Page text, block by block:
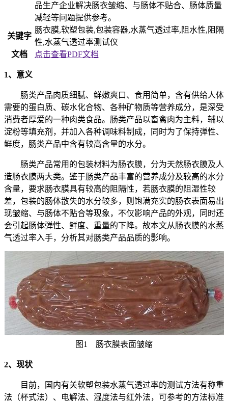
品生产企业解决肠衣皱缩、与肠体不贴合、肠体质量
减轻等问题提供参考。
关键字
肠衣膜,软塑包装,包装容器,水蒸气透过率,阻水性,阻隔
性,水蒸气透过率测试仪
文档
点击查看PDF文档
1、意义
肠类产品肉质细腻、鲜嫩爽口、食用简单，含有供给人体
需要的蛋白质、碳水化合物、各种矿物质等营养成分，是深受
消费者厚爱的一种肉类食品。肠类产品以畜禽肉为主料，辅以
淀粉等填充剂，并加入各种调味料制成，同时为了保持弹性、
鲜度，肠类产品中含有较高含量的水分。
肠类产品常用的包装材料为肠衣膜，分为天然肠衣膜及人
造肠衣膜两大类。鉴于肠类产品丰富的营养成分及较高的水分
含量，要求肠衣膜具有较高的阻隔性，若肠衣膜的阻湿性较
差，包装的肠体散失的水分较多，则饱满充实的肠衣表面易出
现皱缩、与肠体不贴合等现象，不仅影响产品的外观，同时还
会引起肠体弹性、鲜度、重量的下降。故本文从肠衣膜的水蒸
气透过率入手，分析其对肠类产品品质的影响。
图1 肠衣膜表面皱缩
2、现状
目前，国内有关软塑包装水蒸气透过率的测试方法有称重
法（杯式法）、电解法、湿度法与红外法，可参考的方法标准